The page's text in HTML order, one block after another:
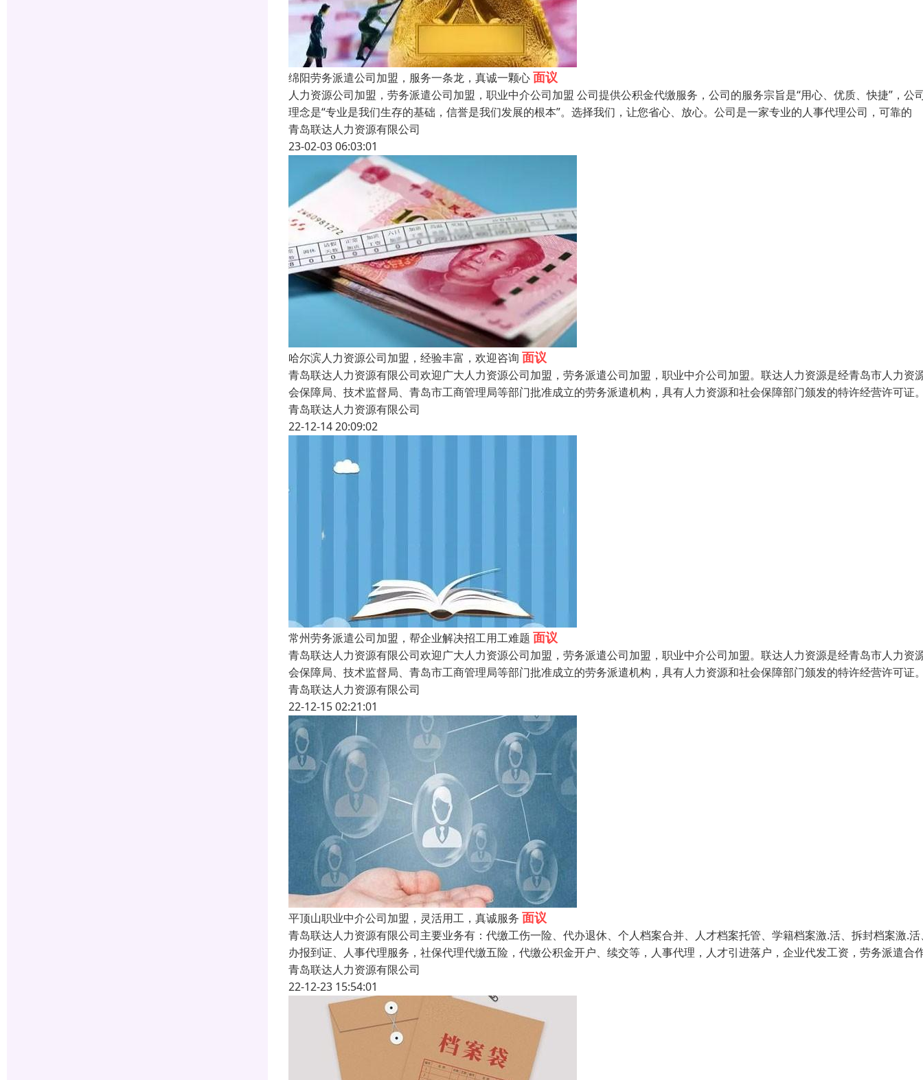
绵阳劳务派遣公司加盟，服务一条龙，真诚一颗心面议
人力资源公司加盟，劳务派遣公司加盟，职业中介公司加盟 公司提供公积金代缴服务，公司的服务宗旨是“用心、优质、快捷”，公
理念是“专业是我们生存的基础，信誉是我们发展的根本”。选择我们，让您省心、放心。公司是一家专业的人事代理公司，可靠的
青岛联达人力资源有限公司
23-02-03 06:03:01
哈尔滨人力资源公司加盟，经验丰富，欢迎咨询 面议
青岛联达人力资源有限公司欢迎广大人力资源公司加盟，劳务派遣公司加盟，职业中介公司加盟。联达人力资源是经青岛市人力资
会保障局、技术监督局、青岛市工商管理局等部门批准成立的劳务派遣机构，具有人力资源和社会保障部门颁发的特许经营许可证
青岛联达人力资源有限公司
22-12-14 20:09:02
常州劳务派遣公司加盟，帮企业解决招工用工难题 面议
青岛联达人力资源有限公司欢迎广大人力资源公司加盟，劳务派遣公司加盟，职业中介公司加盟。联达人力资源是经青岛市人力资
会保障局、技术监督局、青岛市工商管理局等部门批准成立的劳务派遣机构，具有人力资源和社会保障部门颁发的特许经营许可证
青岛联达人力资源有限公司
22-12-15 02:21:01
平顶山职业中介公司加盟，灵活用工，真诚服务 面议
青岛联达人力资源有限公司主要业务有：代缴工伤一险、代办退休、个人档案合并、人才档案托管、学籍档案激.活、拆封档案激.
办报到证、人事代理服务，社保代理代缴五险，代缴公积金开户、续交等，人事代理，人才引进落户，企业代发工资，劳务派遣合
青岛联达人力资源有限公司
22-12-23 15:54:01